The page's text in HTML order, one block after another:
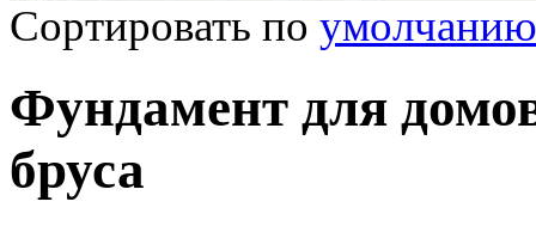
Сортировать по умолчанию
Фундамент для
бруса